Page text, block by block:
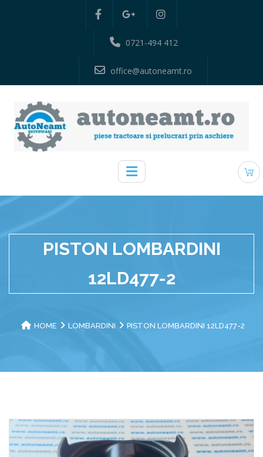
0721-494 412
office@autoneamt.ro
PISTON LOMBARDINI
12LD477-2
HOME LOMBARDINI PISTON LOMBARDINI 12LD477-2